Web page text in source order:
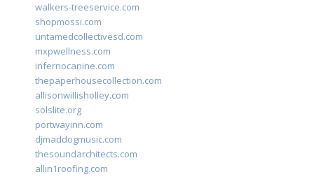
walkers-treeservice.com
shopmossi.com
untamedcollectivesd.com
mxpwellness.com
infernocanine.com
thepaperhousecollection.com
allisonwillisholley.com
solslite.org
portwayinn.com
djmaddogmusic.com
thesoundarchitects.com
allin1roofing.com